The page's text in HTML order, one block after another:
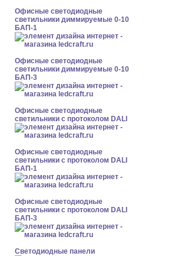
Офисные светодиодные
светильники диммируемые 0-10
БАП-1
Офисные светодиодные
светильники диммируемые 0-10
БАП-3
Офисные светодиодные
светильники с протоколом DALI
Офисные светодиодные
светильники с протоколом DALI
БАП-1
Офисные светодиодные
светильники с протоколом DALI
БАП-3
Cветодиодные панели